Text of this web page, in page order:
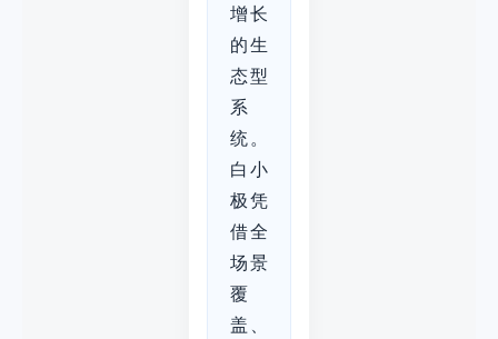
增长
的生
态型
系
统。
白小
极凭
借全
场景
覆
盖、